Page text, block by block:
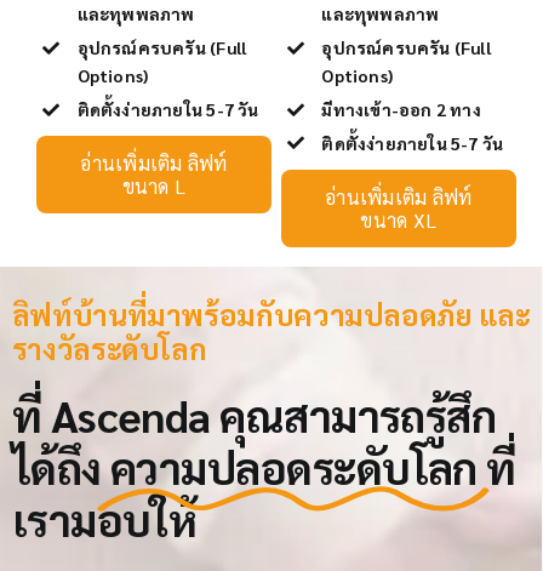
และทุพพลภาพ
อุปกรณ์ครบครัน (Full
Options)
ติดตั้งง่ายภายใน 5-7 วัน
อ่านเพิ่มเติม ลิฟท์
ขนาด L
และทุพพลภาพ
อุปกรณ์ครบครัน (Full
Options)
มีทางเข้า-ออก 2 ทาง
ติดตั้งง่ายภายใน 5-7 วัน
อ่านเพิ่มเติม ลิฟท์
ขนาด XL
ลิฟท์บ้านที่มาพร้อมกับความปลอดภัย และ
รางวัลระดับโลก
ที่ Ascenda คุณสามารถรู้สึก
ได้ถึง ความปลอดระดับโลก ที่
เรามอบให้